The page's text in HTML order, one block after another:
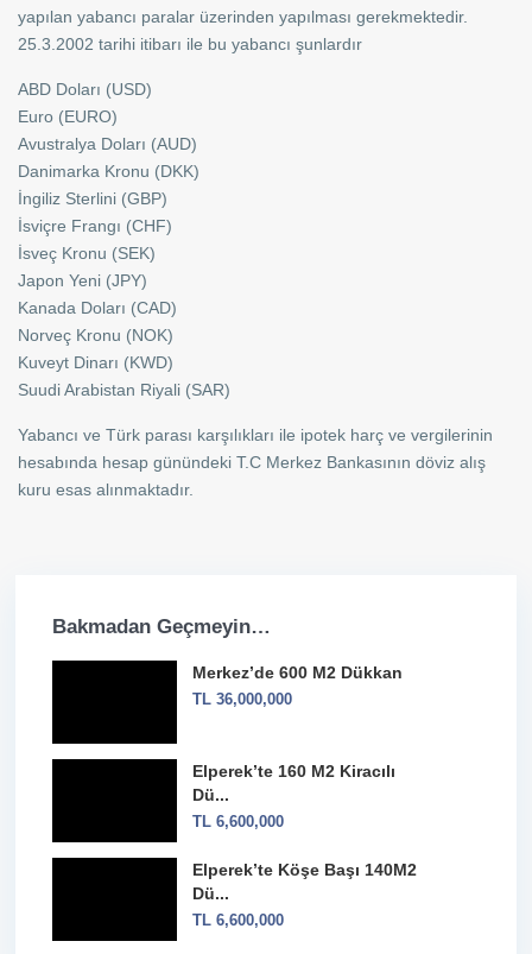
yapılan yabancı paralar üzerinden yapılması gerekmektedir.
25.3.2002 tarihi itibarı ile bu yabancı şunlardır
ABD Doları (USD)
Euro (EURO)
Avustralya Doları (AUD)
Danimarka Kronu (DKK)
İngiliz Sterlini (GBP)
İsviçre Frangı (CHF)
İsveç Kronu (SEK)
Japon Yeni (JPY)
Kanada Doları (CAD)
Norveç Kronu (NOK)
Kuveyt Dinarı (KWD)
Suudi Arabistan Riyali (SAR)
Yabancı ve Türk parası karşılıkları ile ipotek harç ve vergilerinin
hesabında hesap günündeki T.C Merkez Bankasının döviz alış
kuru esas alınmaktadır.
Kiracılı Mağaza
Bakmadan Geçmeyin…
Merkez’de 600 M2 Dükkan
TL 36,000,000
Elperek’te 160 M2 Kiracılı
Dü...
TL 6,600,000
Elperek’te Köşe Başı 140M2
Dü...
TL 6,600,000